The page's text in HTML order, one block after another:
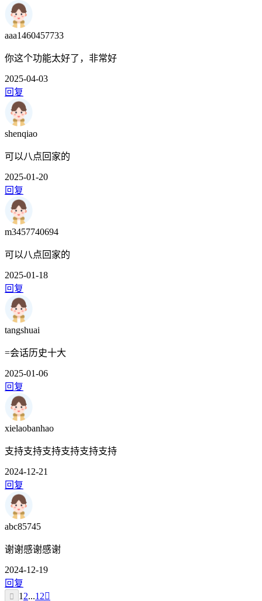
aaa1460457733
你这个功能太好了，非常好
2025-04-03
回复
shenqiao
可以八点回家的
2025-01-20
回复
m3457740694
可以八点回家的
2025-01-18
回复
tangshuai
=会话历史十大
2025-01-06
回复
xielaobanhao
支持支持支持支持支持支持
2024-12-21
回复
abc85745
谢谢感谢感谢
2024-12-19
回复
1 2...12